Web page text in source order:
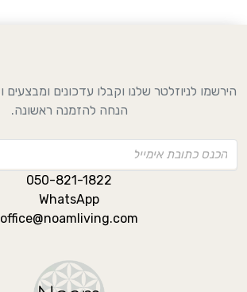
בעמוד
הנחה להזמנה ראשונה.
050-821-1822
WhatsApp
office@noamliving.com